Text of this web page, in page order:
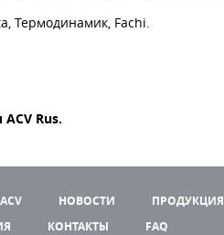
Термодинамик, Fachi.
Rus.
НОВОСТИ ПРОДУКЦИЯ
КОНТАКТЫ FAQ